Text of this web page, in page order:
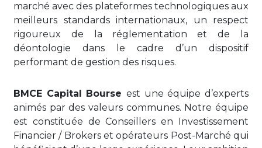
marché avec des plateformes technologiques aux
meilleurs standards internationaux, un respect
rigoureux de la réglementation et de la
déontologie dans le cadre d’un dispositif
performant de gestion des risques.
BMCE Capital Bourse est une équipe d’experts
animés par des valeurs communes. Notre équipe
est constituée de Conseillers en Investissement
Financier / Brokers et opérateurs Post-Marché qui